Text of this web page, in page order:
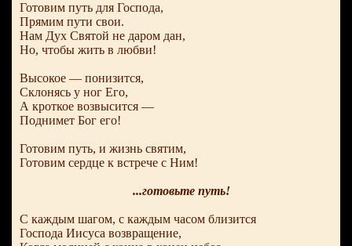
Готовим путь для Господа,
Прямим пути свои.
Нам Дух Святой не даром дан,
Но, чтобы жить в любви!
Высокое — понизится,
Склонясь у ног Его,
А кроткое возвысится —
Поднимет Бог его!
Готовим путь, и жизнь святим,
Готовим сердце к встрече с Ним!
...готовьте путь!
С каждым шагом, с каждым часом близится
Господа Иисуса возвращение,